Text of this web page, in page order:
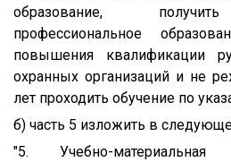
образование,
профессиональное
повышения квалификации
охранных организаций и не
лет проходить обучение по
б) часть 5 изложить в
"5. Учебно-материальная